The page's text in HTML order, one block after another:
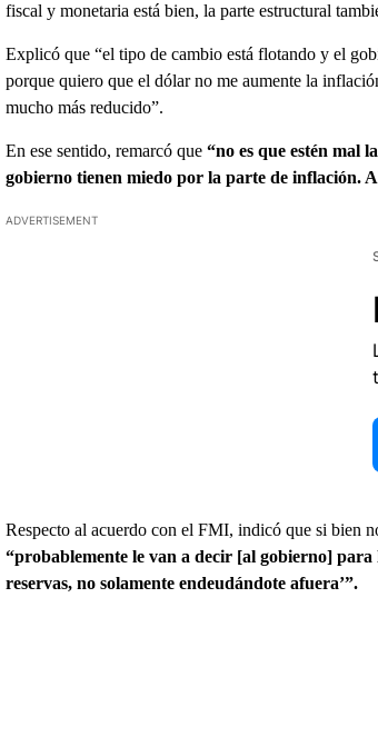
fiscal y monetaria está bien, la parte estructural
Explicó que “el tipo de cambio está flotando y el
porque quiero que el dólar no me aumente la
mucho más reducido”.
En ese sentido, remarcó que “no es que estén mal
gobierno tienen miedo por la parte de inflación.
ADVERTISEMENT
Respecto al acuerdo con el FMI, indicó que si bien
“probablemente le van a decir [al gobierno]
reservas, no solamente endeudándote afuera’”.